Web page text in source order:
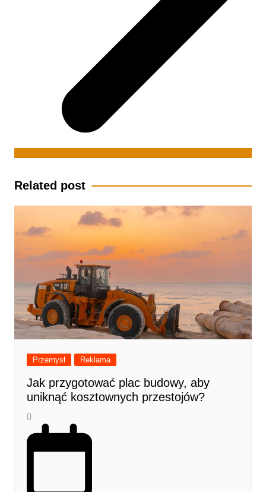
Related post
Przemysł Reklama
Jak przygotować plac budowy, aby
uniknąć kosztownych przestojów?